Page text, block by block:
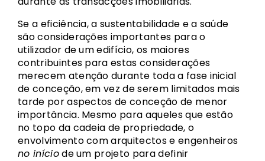
Se a eficiência, a sustentabilidade e a saúde
são considerações importantes para o
utilizador de um edifício, os maiores
contribuintes para estas considerações
merecem atenção durante toda a fase inicial
de conceção, em vez de serem limitados mais
tarde por aspectos de conceção de menor
importância. Mesmo para aqueles que estão
no topo da cadeia de propriedade, o
envolvimento com arquitectos e engenheiros
no iníciode um projeto para definir